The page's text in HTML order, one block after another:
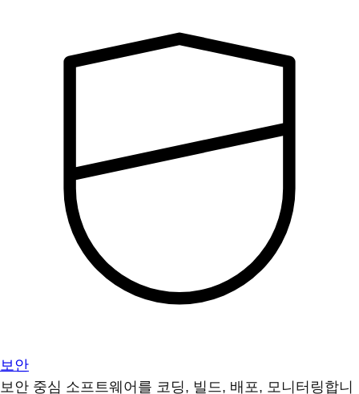
보안
보안 중심 소프트웨어를 코딩, 빌드, 배포, 모니터링합니